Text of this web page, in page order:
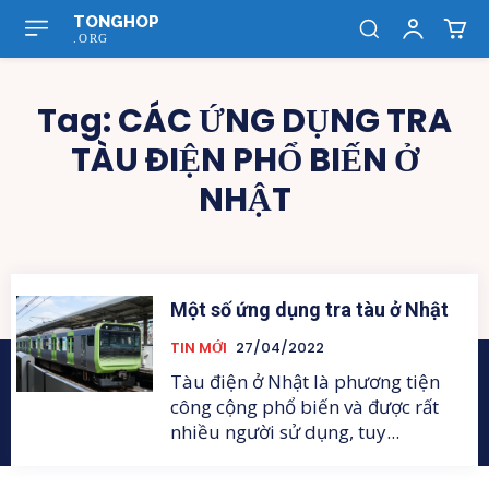
TONGHOP
.ORG
Tag:CÁC ỨNG DỤNG TRA
TÀU ĐIỆN PHỔ BIẾN Ở
NHẬT
Một số ứng dụng tra tàu ở Nhật
TIN MỚI 27/04/2022
Tàu điện ở Nhật là phương tiện
công cộng phổ biến và được rất
nhiều người sử dụng, tuy...